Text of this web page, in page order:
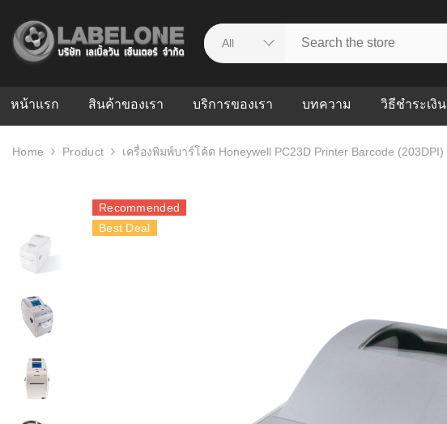
หน้าแรก สินค้าของเรา บริการของเรา
ศูนย์รวมบริการ
บทความ
WMS คืออะไร? ระบบ
อย่างไร? ทำไมหลายธุรกิจ
ต้องใช้ร่วมกัน
วิธีชำระเงิน
Home Product เครื่องพิมพ์บาร์โค้ด Honeywell PC23D Printer Barcode (203DPI)
Recommended
Best Deal